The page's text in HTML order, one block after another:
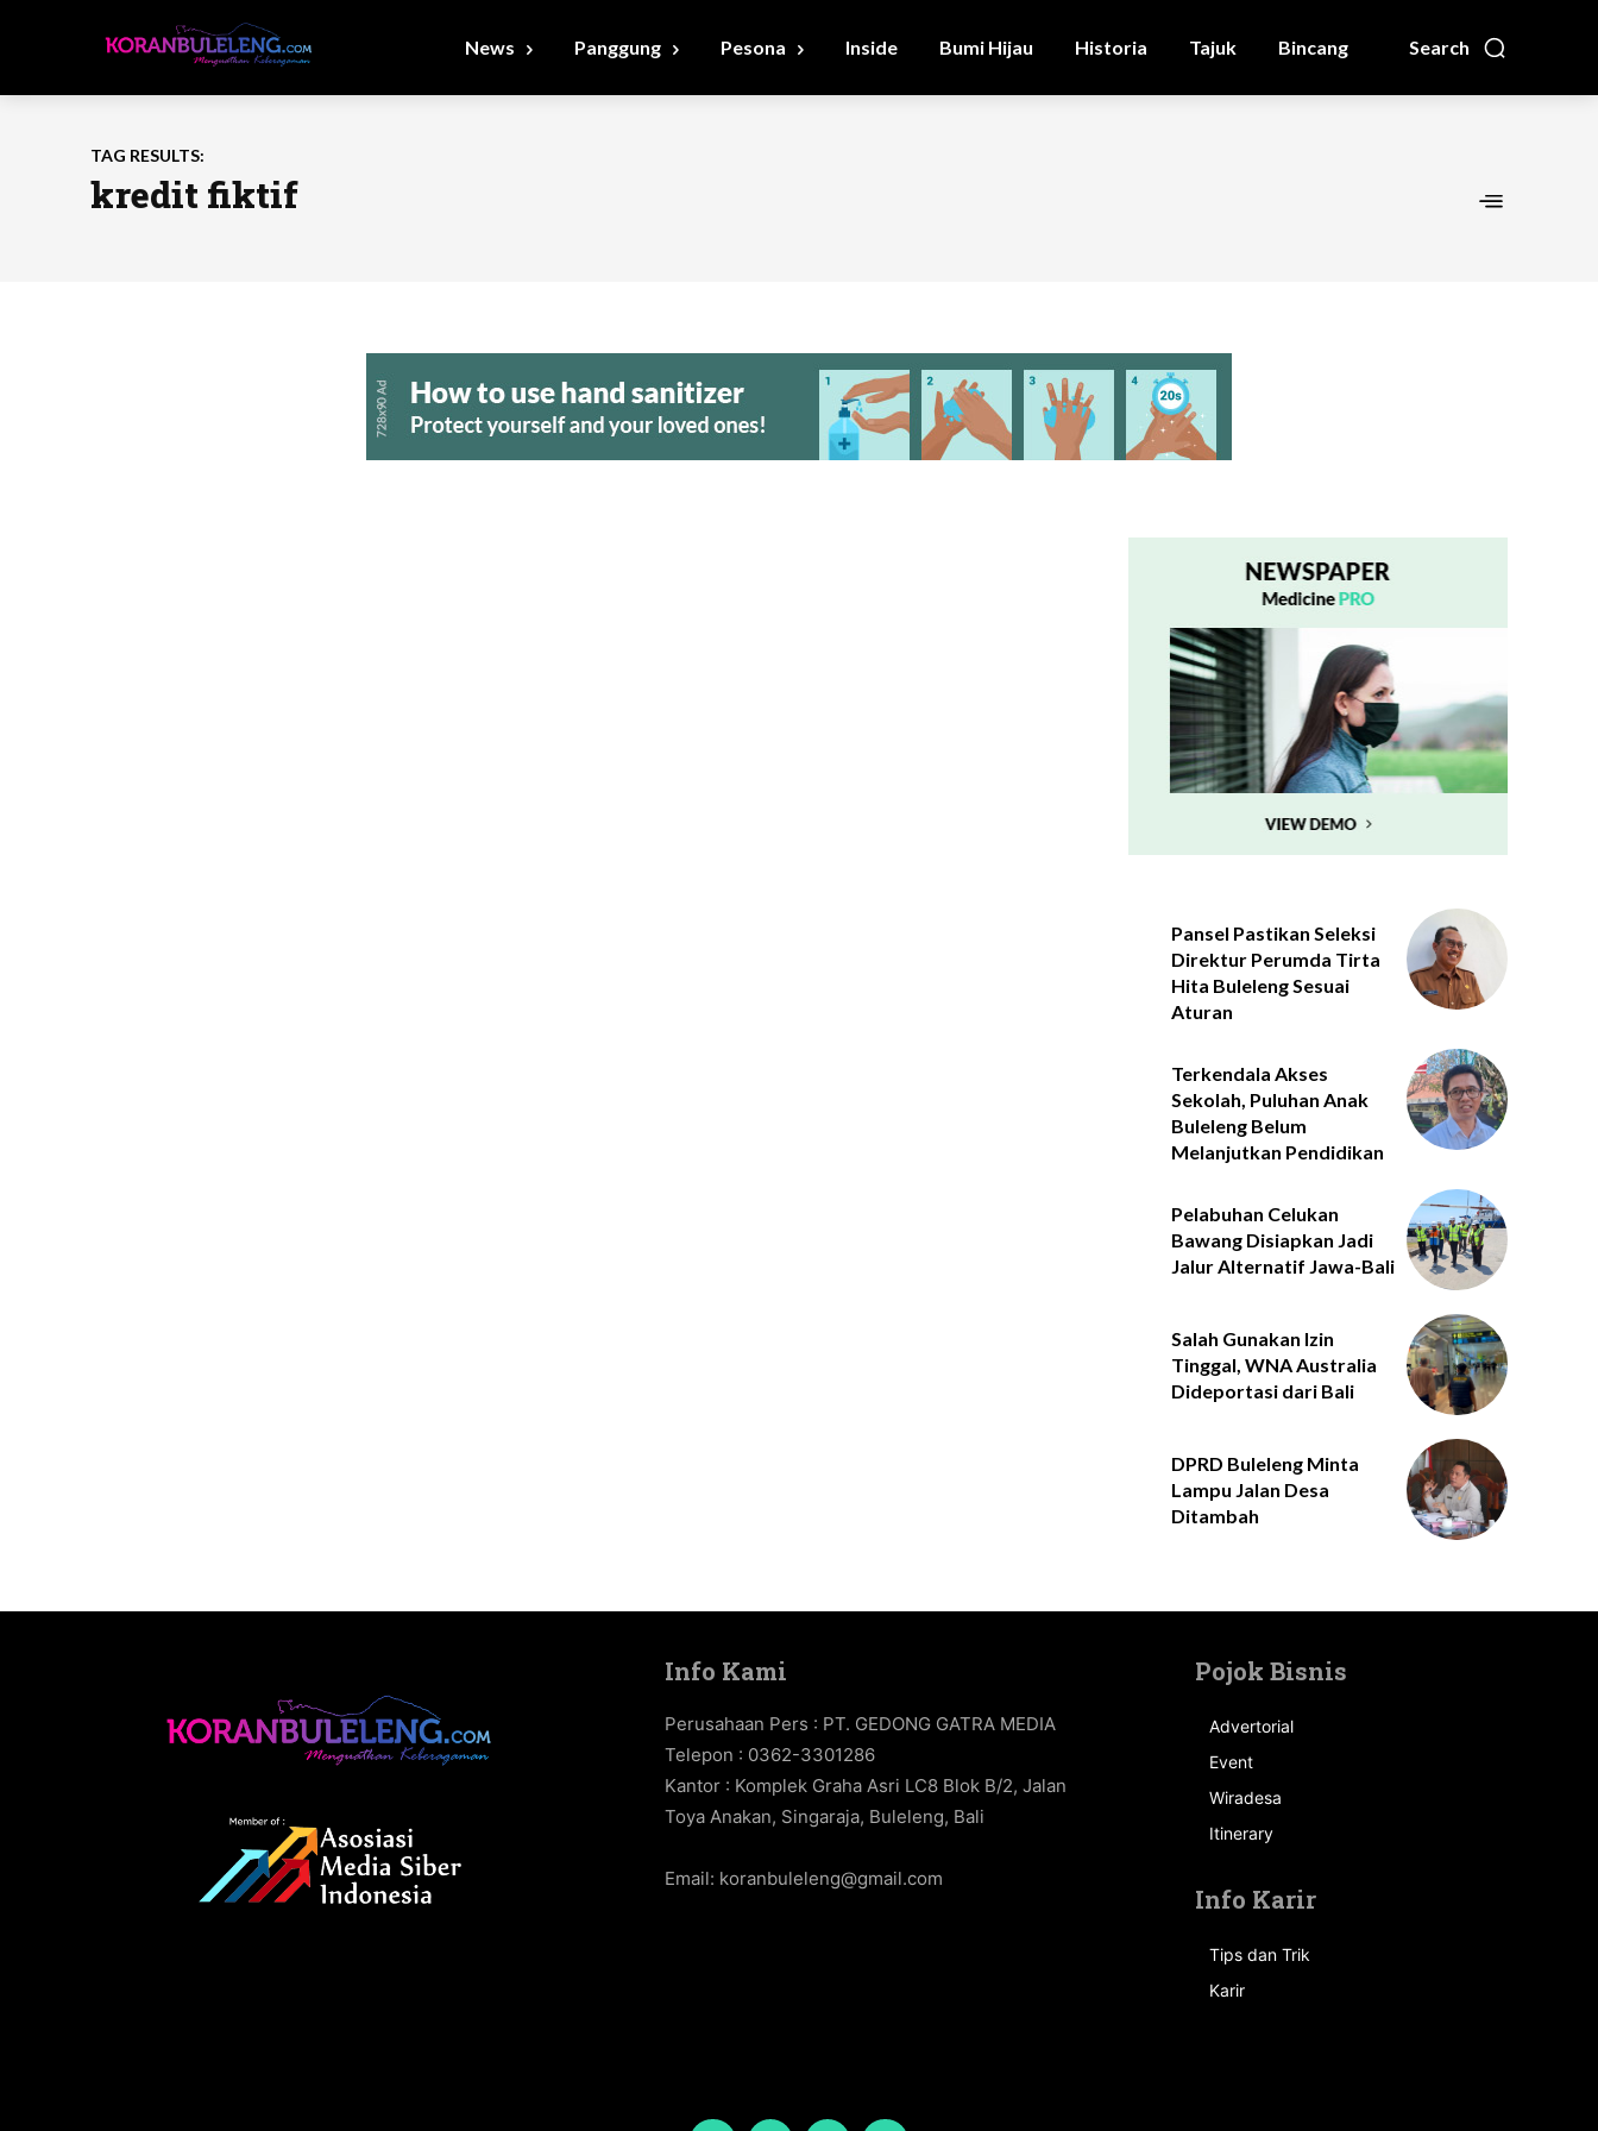
Search
News Panggung Pesona Inside Bumi Hijau Historia Tajuk Bincang
TAG RESULTS:
kredit fiktif
Pansel Pastikan Seleksi
Direktur Perumda Tirta
Hita Buleleng Sesuai
Aturan
Terkendala Akses
Sekolah, Puluhan Anak
Buleleng Belum
Melanjutkan Pendidikan
Pelabuhan Celukan
Bawang Disiapkan Jadi
Jalur Alternatif Jawa-Bali
Salah Gunakan Izin
Tinggal, WNA Australia
Dideportasi dari Bali
DPRD Buleleng Minta
Lampu Jalan Desa
Ditambah
Info Kami
Perusahaan Pers : PT. GEDONG GATRA MEDIA
Telepon : 0362-3301286
Kantor : Komplek Graha Asri LC8 Blok B/2, Jalan
Toya Anakan, Singaraja, Buleleng, Bali
Email: koranbuleleng@gmail.com
Pojok Bisnis
Advertorial
Event
Wiradesa
Itinerary
Info Karir
Tips dan Trik
Karir